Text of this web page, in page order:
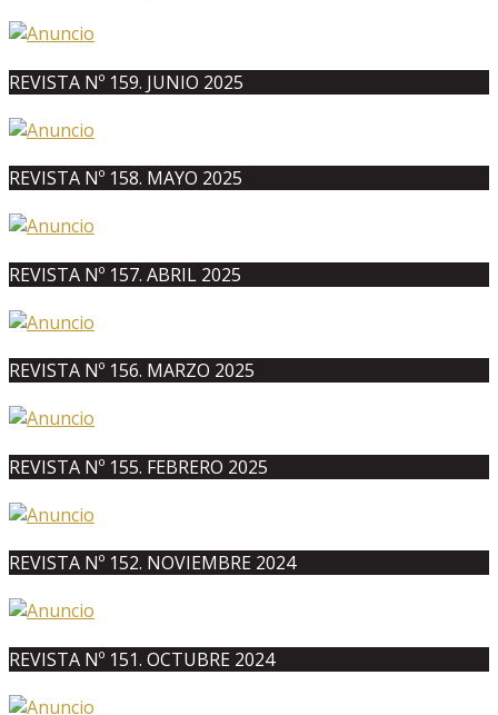
REVISTA Nº 159. JUNIO 2025
REVISTA Nº 158. MAYO 2025
REVISTA Nº 157. ABRIL 2025
REVISTA Nº 156. MARZO 2025
REVISTA Nº 155. FEBRERO 2025
REVISTA Nº 152. NOVIEMBRE 2024
REVISTA Nº 151. OCTUBRE 2024